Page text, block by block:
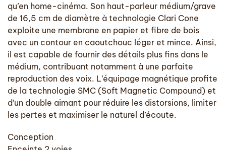
qu’en home-cinéma. Son haut-parleur médium/grave
de 16,5 cm de diamètre à technologie Clari Cone
exploite une membrane en papier et fibre de bois
avec un contour en caoutchouc léger et mince. Ainsi,
il est capable de fournir des détails plus fins dans le
médium, contribuant notamment à une parfaite
reproduction des voix. L’équipage magnétique profite
de la technologie SMC (Soft Magnetic Compound) et
d’un double aimant pour réduire les distorsions, limiter
les pertes et maximiser le naturel d’écoute.
Conception